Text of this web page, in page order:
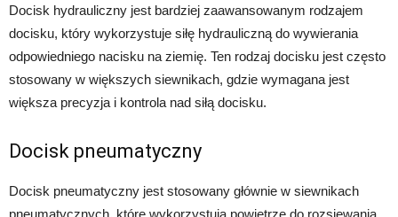
Docisk hydrauliczny jest bardziej zaawansowanym rodzajem
docisku, który wykorzystuje siłę hydrauliczną do wywierania
odpowiedniego nacisku na ziemię. Ten rodzaj docisku jest często
stosowany w większych siewnikach, gdzie wymagana jest
większa precyzja i kontrola nad siłą docisku.
Docisk pneumatyczny
Docisk pneumatyczny jest stosowany głównie w siewnikach